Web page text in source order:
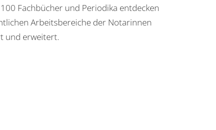
Fachbücher und Periodika entdecken
Arbeitsbereiche der Notarinnen
und erweitert.